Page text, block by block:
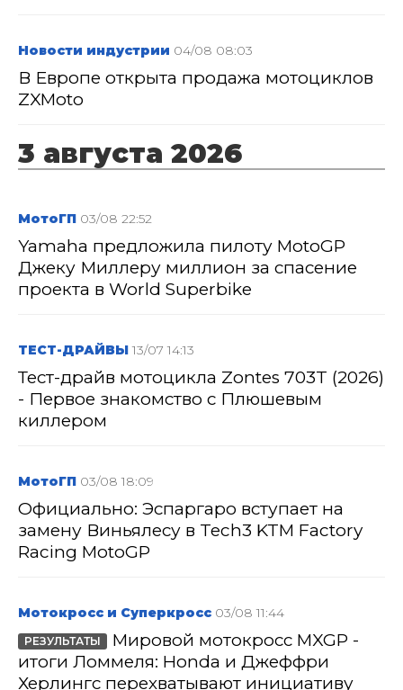
Новости индустрии 04/08 08:03
В Европе открыта продажа мотоциклов
ZXMoto
3 августа 2026
МотоГП 03/08 22:52
Yamaha предложила пилоту MotoGP
Джеку Миллеру миллион за спасение
проекта в World Superbike
ТЕСТ-ДРАЙВЫ 13/07 14:13
Тест-драйв мотоцикла Zontes 703T (2026)
- Первое знакомство с Плюшевым
киллером
МотоГП 03/08 18:09
Официально: Эспаргаро вступает на
замену Виньялесу в Tech3 KTM Factory
Racing MotoGP
Мотокросс и Суперкросс 03/08 11:44
РЕЗУЛЬТАТЫ
Мировой мотокросс MXGP -
итоги Ломмеля: Honda и Джеффри
Херлингс перехватывают инициативу